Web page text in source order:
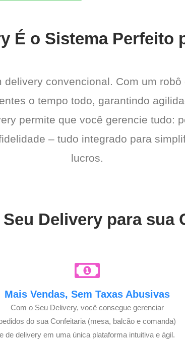
É o Sistema Perfeito
convencional. Com um
o tempo todo, garantindo
permite que você gerencie tudo:
– tudo integrado para
lucros.
Delivery para sua
Mais Vendas, Sem Taxas Abusivas
Com o Seu Delivery, você consegue gerenciar
do sua Confeitaria (mesa, balcão e comanda)
e de delivery em uma única plataforma intuitiva e ágil.